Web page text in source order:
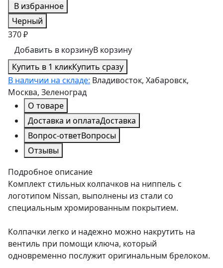
В избранное
Черный
370 ₽
Добавить в корзинуВ корзину
Купить в 1 кликКупить сразу
В наличии на складе: Владивосток, Хабаровск,
Москва, Зеленоград
О товаре
Доставка и оплатаДоставка
Вопрос-ответВопросы
Отзывы
Подробное описание
Комплект стильных колпачков на ниппель с
логотипом Nissan, выполнены из стали со
специальным хромированным покрытием.
Колпачки легко и надежно можно накрутить на
вентиль при помощи ключа, который
одновременно послужит оригинальным брелоком.